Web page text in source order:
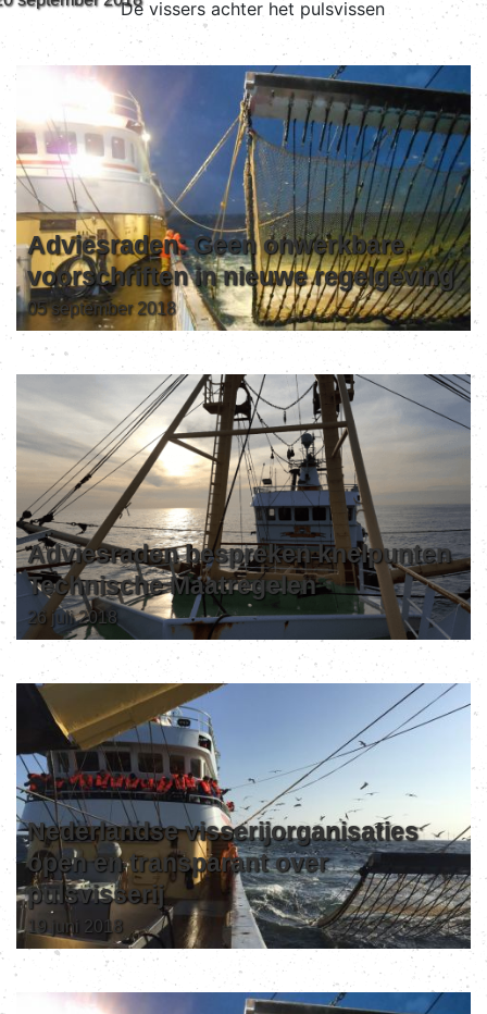
Adviesraden: Geen onwerkbare
voorschriften in nieuwe regelgeving
05 september 2018
Adviesraden bespreken knelpunten
Technische Maatregelen
26 juli 2018
Nederlandse visserijorganisaties
open en transparant over
pulsvisserij
19 juni 2018